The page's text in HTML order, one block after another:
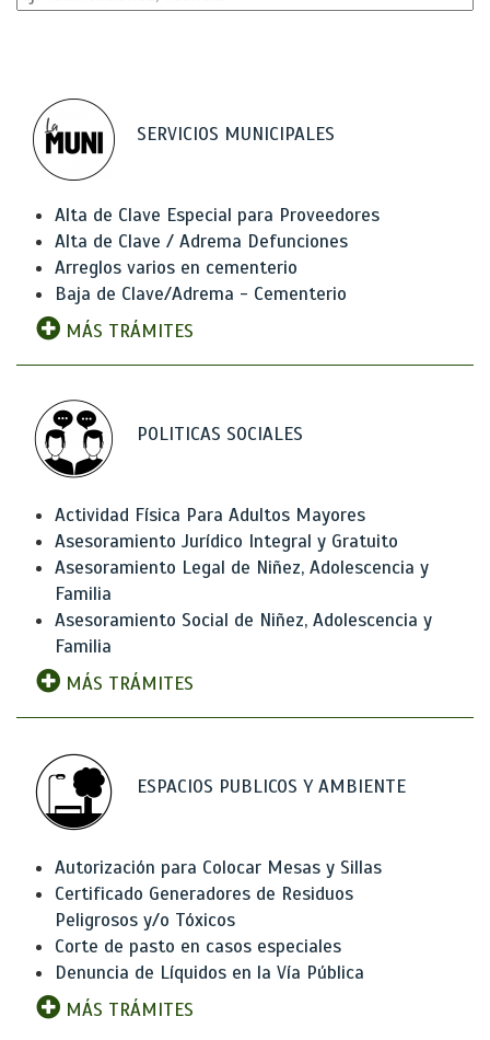
SERVICIOS MUNICIPALES
Alta de Clave Especial para Proveedores
Alta de Clave / Adrema Defunciones
Arreglos varios en cementerio
Baja de Clave/Adrema - Cementerio
MÁS TRÁMITES
POLITICAS SOCIALES
Actividad Física Para Adultos Mayores
Asesoramiento Jurídico Integral y Gratuito
Asesoramiento Legal de Niñez, Adolescencia y
Familia
Asesoramiento Social de Niñez, Adolescencia y
Familia
MÁS TRÁMITES
ESPACIOS PUBLICOS Y AMBIENTE
Autorización para Colocar Mesas y Sillas
Certificado Generadores de Residuos
Peligrosos y/o Tóxicos
Corte de pasto en casos especiales
Denuncia de Líquidos en la Vía Pública
MÁS TRÁMITES